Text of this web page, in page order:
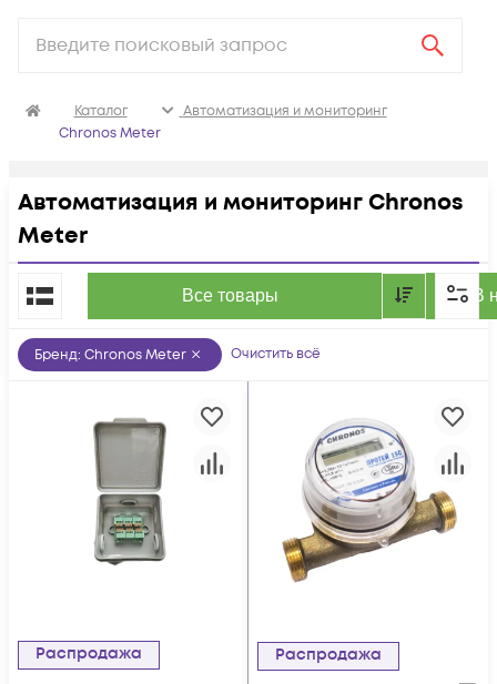
Каталог
Автоматизация и мониторинг
Chronos Meter
Автоматизация и мониторинг Chronos
Meter
Все товары В
По популярности
Бренд: Chronos Meter Очистить всё
Распродажа Распродажа